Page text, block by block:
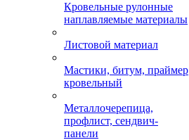
Кровельные рулонные
наплавляемые материалы
Листовой материал
Мастики, битум, праймер
кровельный
Металлочерепица,
профлист, сендвич-
панели